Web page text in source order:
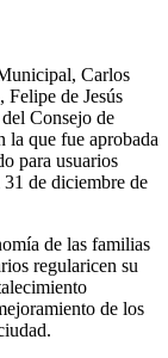
Carlos
de Jesús
Consejo de
que fue aprobada
para usuarios
de diciembre de
de las familias
regularicen su
de los